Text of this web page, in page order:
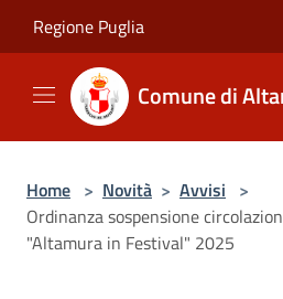
Regione Puglia
Comune di
Home > Novità > Avvisi >
Ordinanza sospensione
"Altamura in Festival" 2025